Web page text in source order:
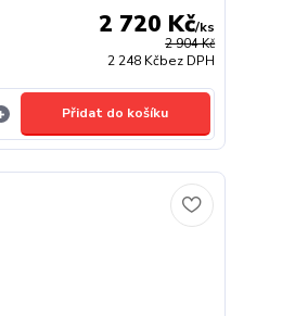
2 904 Kč
2 720 Kč/ks
2 248 Kčbez DPH
Přidat do košíku